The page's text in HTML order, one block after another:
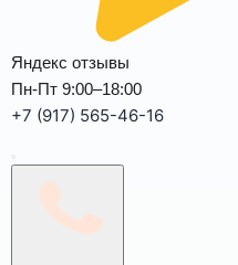
Яндекс отзывы
Пн-Пт 9:00–18:00
+7 (917) 565-46-16